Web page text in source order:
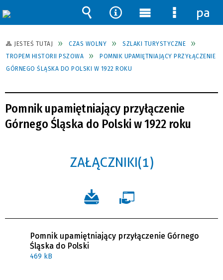
JESTEŚ TUTAJ CZAS WOLNY
SZLAKI TURYSTYCZNE
TROPEM HISTORII PSZOWA
POMNIK UPAMIĘTNIAJĄCY PRZYŁĄCZENIE
GÓRNEGO ŚLĄSKA DO POLSKI W 1922 ROKU
Pomnik upamiętniający przyłączenie
Górnego Śląska do Polski w 1922 roku
ZAŁĄCZNIKI (1)
Pomnik upamiętniający przyłączenie Górnego
Śląska do Polski
469 kB
Wyszukiwarka
Narzędzia
Menu
główne
Menu